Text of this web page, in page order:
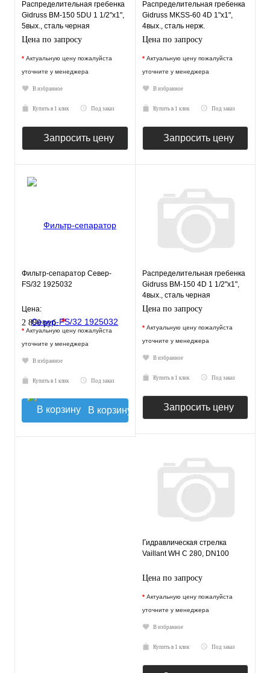
Распределительная гребенка
Gidruss BM-150 5DU 1 1/2"х1",
5вых., сталь черная
Цена по запросу
* Актуальную цену пожалуйста
уточните у менеджера
В избранное
Купить в 1 клик Под заказ
Запросить цену
Распределительная гребенка
Gidruss MKSS-60 4D 1"х1",
4вых., сталь нерж.
Цена по запросу
* Актуальную цену пожалуйста
уточните у менеджера
В избранное
Купить в 1 клик Под заказ
Запросить цену
Фильтр-сепаратор Север-
FS/32 1925032
Цена:
2 890 руб.*
* Актуальную цену пожалуйста
уточните у менеджера
В избранное
Купить в 1 клик Под заказ
В корзину
Распределительная гребенка
Gidruss BM-150 4D 1 1/2"х1",
4вых., сталь черная
Цена по запросу
* Актуальную цену пожалуйста
уточните у менеджера
В избранное
Купить в 1 клик Под заказ
Запросить цену
Гидравлическая стрелка
Vaillant WH C 280, DN100
Цена по запросу
* Актуальную цену пожалуйста
уточните у менеджера
В избранное
Купить в 1 клик Под заказ